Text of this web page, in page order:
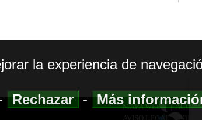
MAPA WEB|
AVISO LEGAL|
la experiencia de
Rechazar-Más